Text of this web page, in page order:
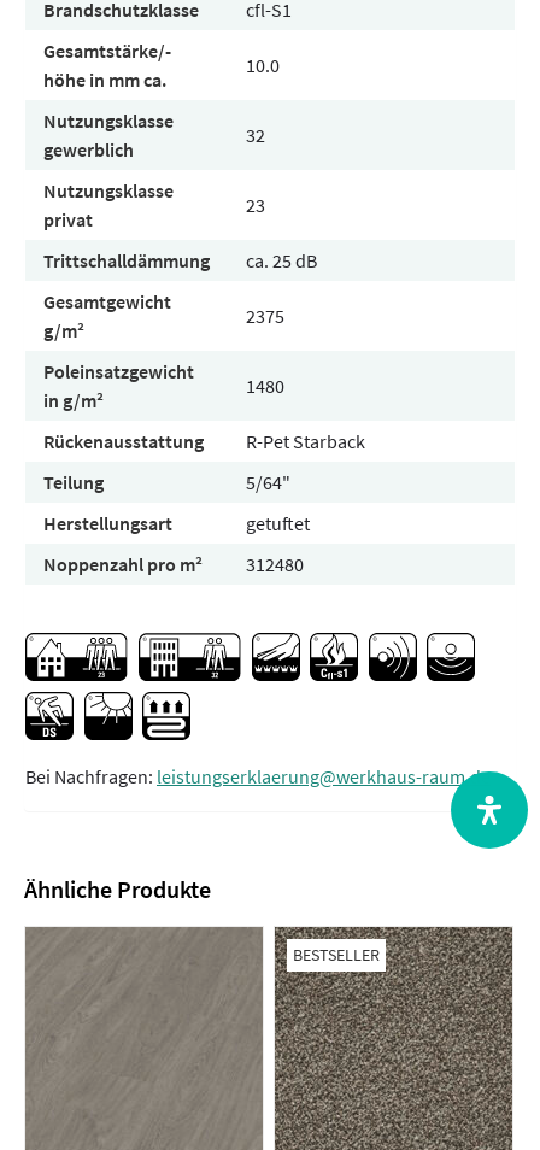
Brandschutzklasse
cfl-S1
Gesamtstärke/-
höhe in mm ca.
10.0
Nutzungsklasse
gewerblich
32
Nutzungsklasse
privat
23
Trittschalldämmung
ca. 25 dB
Gesamtgewicht
g/m²
2375
Poleinsatzgewicht
in g/m²
1480
Rückenausstattung
R-Pet Starback
Teilung
5/64"
Herstellungsart
getuftet
Noppenzahl pro m²
312480
Bei Nachfragen: leistungserklaerung@werkhaus-raum.de
Ähnliche Produkte
BESTSELLER